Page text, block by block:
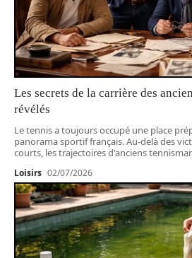
Les secrets de la carrière des
révélés
Le tennis a toujours occupé une place
panorama sportif français. Au-delà des
courts, les trajectoires d'anciens
Loisirs 02/07/2026